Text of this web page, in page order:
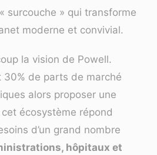
surcouche » qui transforme
moderne et convivial.
la vision de Powell.
30% de parts de marché
alors proposer une
écosystème répond
d’un grand nombre
hôpitaux et